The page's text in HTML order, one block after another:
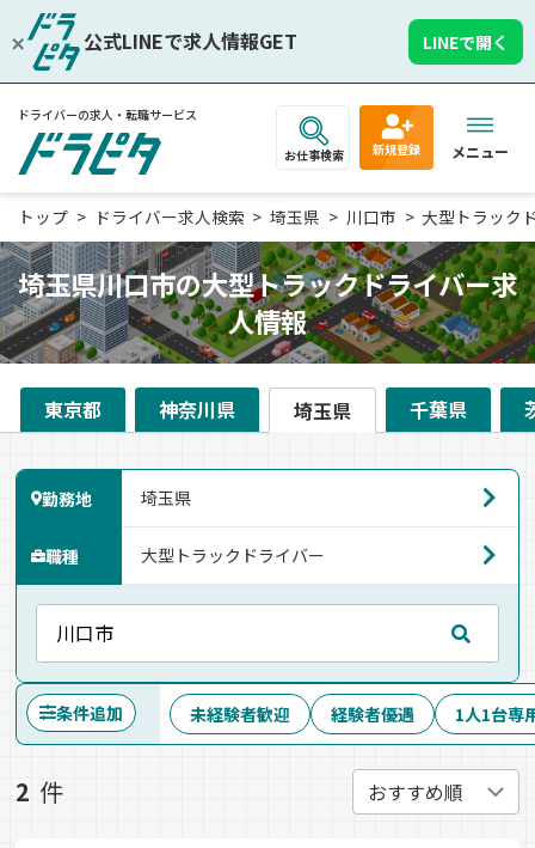
公式LINEで求人情報GET LINEで開く
ドライバーの求人・転職サービス
お仕事検索 新規登録 メニュー
トップ ドライバー求人検索 埼玉県 川口市 大型トラック
埼玉県川口市の大型トラックドライバー求
人情報
東京都 神奈川県 埼玉県 千葉県
勤務地
職種
条件追加 未経験者歓迎 経験者優遇 1人1台専
2 件